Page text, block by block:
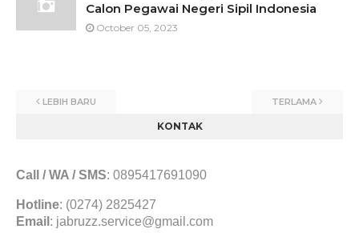
Calon Pegawai Negeri Sipil Indonesia
October 05, 2023
LEBIH BARU TERLAMA
KONTAK
Call / WA / SMS: 0895417691090
Hotline: (0274) 2825427
Email : jabruzz.service@gmail.com